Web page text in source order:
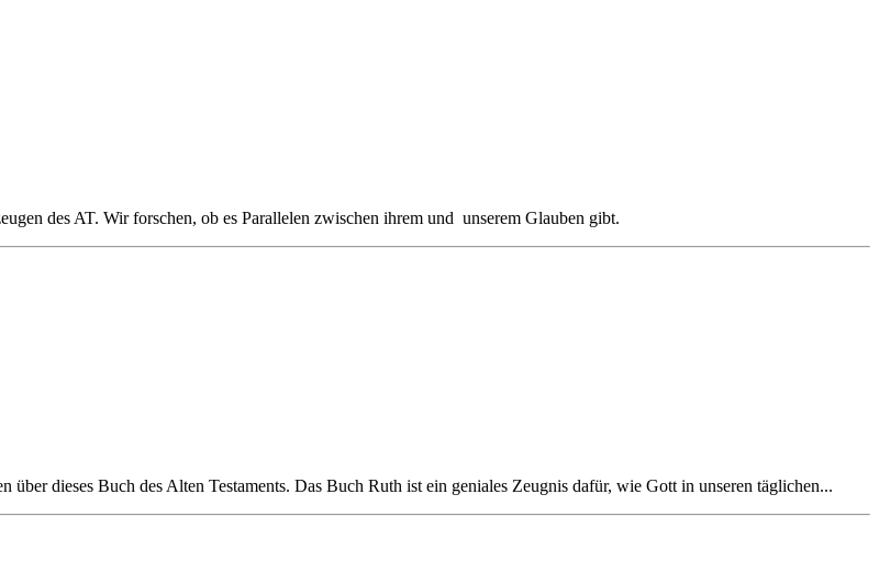
des AT. Wir forschen, ob es Parallelen zwischen ihrem und unserem Glauben gibt.
dieses Buch des Alten Testaments. Das Buch Ruth ist ein geniales Zeugnis dafür, wie Gott in unseren täglichen...